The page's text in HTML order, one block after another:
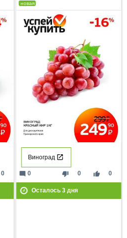
0
новая
Виноград
thumb_down 0 thumb_up 0
mode_comment 0
Осталось 3дня